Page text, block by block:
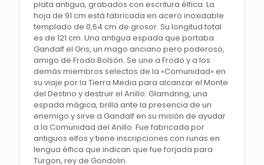
plata antigua, grabados con escritura élfica. La
hoja de 91 cm está fabricada en acero inoxidable
templado de 0,64 cm de grosor. Su longitud total
es de 121 cm. Una antigua espada que portaba
Gandalf el Gris, un mago anciano pero poderoso,
amigo de Frodo Bolsón. Se une a Frodo y a los
demás miembros selectos de la «Comunidad» en
su viaje por la Tierra Media para alcanzar el Monte
del Destino y destruir el Anillo. Glamdring, una
espada mágica, brilla ante la presencia de un
enemigo y sirve a Gandalf en su misión de ayudar
a la Comunidad del Anillo. Fue fabricada por
antiguos elfos y tiene inscripciones con runas en
lengua élfica que indican que fue forjada para
Turgon, rey de Gondolin.